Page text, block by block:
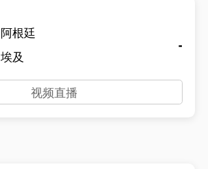
阿根廷
埃及
-
视频直播